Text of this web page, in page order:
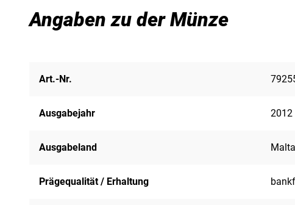
Angaben zu der Münze
Art.-Nr.
Ausgabejahr 2012
Ausgabeland Malta
Prägequalität / Erhaltung